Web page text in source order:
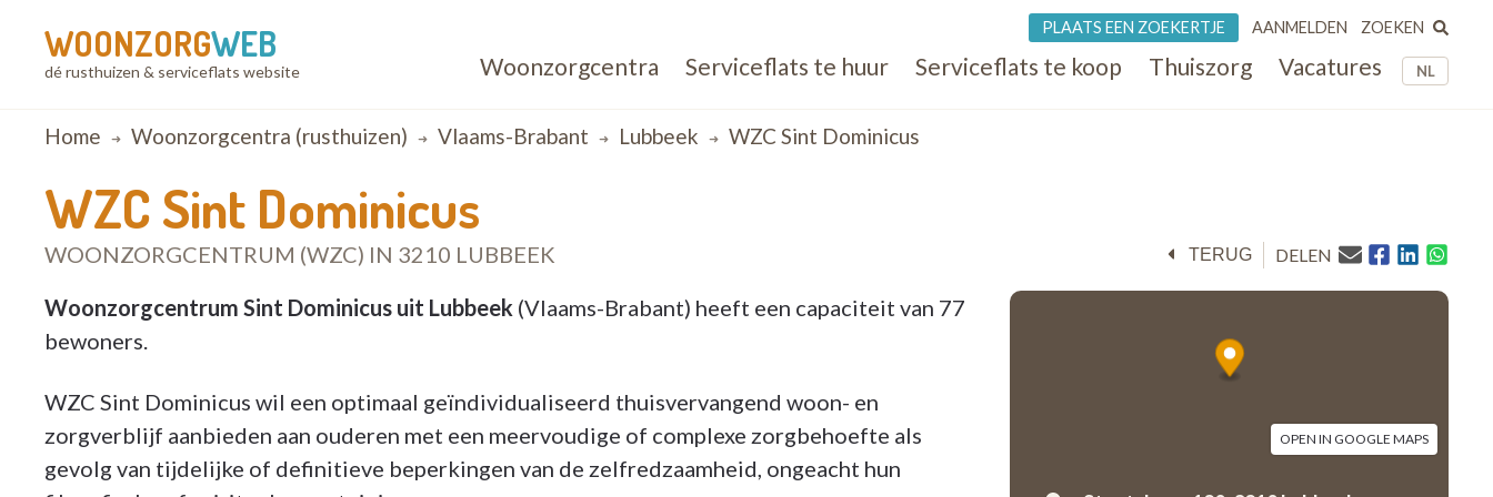
WOONZORGWEB
dé rusthuizen & serviceflats website NL
Woonzorgcentra Serviceflats te huur Serviceflats te koop Thuiszorg Vacatures
PLAATS EEN ZOEKERTJE AANMELDEN ZOEKEN
Breadcrumb
Home Woonzorgcentra (rusthuizen) Vlaams-Brabant Lubbeek WZC Sint Dominicus
WZC Sint Dominicus
WOONZORGCENTRUM (WZC) IN 3210 LUBBEEK TERUG DELEN
OPEN IN GOOGLE MAPS
Woonzorgcentrum Sint Dominicus uit Lubbeek (Vlaams-Brabant) heeft een capaciteit van 77
bewoners.
WZC Sint Dominicus wil een optimaal geïndividualiseerd thuisvervangend woon- en
zorgverblijf aanbieden aan ouderen met een meervoudige of complexe zorgbehoefte als
gevolg van tijdelijke of definitieve beperkingen van de zelfredzaamheid, ongeacht hun